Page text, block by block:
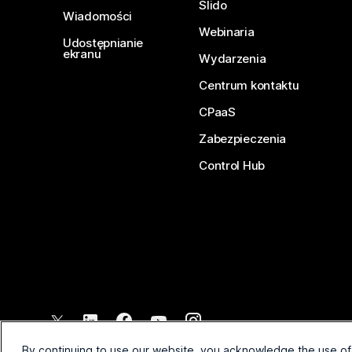
Wiadomości
Udostępnianie
ekranu
Slido
Webinaria
Wydarzenia
Centrum kontaktu
CPaaS
Zabezpieczenia
Control Hub
2026 Cisco lub podmioty zależne. Wszelkie prawa zastrzeżone.